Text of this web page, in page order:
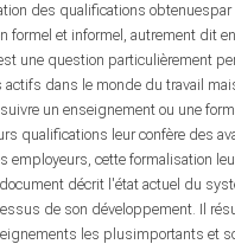
des qualifications
formel et informel, autrement dit
une question particulièrement
dans le monde du travail
un enseignement ou une
qualifications leur confère des
employeurs, cette formalisation
décrit l'état actuel du
de son développement. Il
les plusimportants et